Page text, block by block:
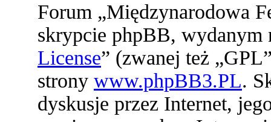
Forum „Międzynarodowa
skrypcie phpBB, wydanym
License” (zwanej też
strony www.phpBB3.PL.
dyskusje przez Internet,